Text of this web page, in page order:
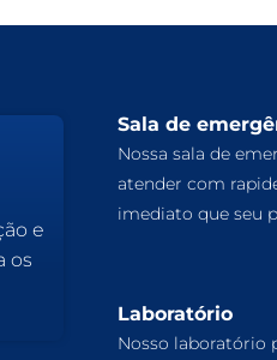
e
os
Sala de
Nossa sala de
atender com
imediato que seu
Laboratório
Nosso laboratório